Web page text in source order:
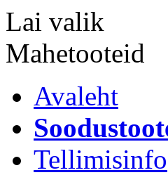
Lai valik
Mahetooteid
Avaleht
Tellimisinfo